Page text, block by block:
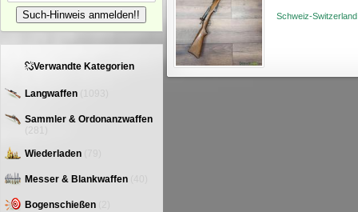
Schweiz-
Such-Hinweis anmelden!!
Verwandte Kategorien
Langwaffen
Sammler & Ordonanzwaffen
(281)
Wiederladen
Messer & Blankwaffen
Bogenschießen